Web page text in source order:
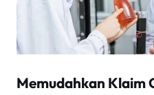
Memudahkan Klaim